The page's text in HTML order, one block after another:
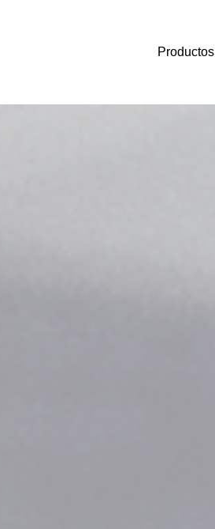
Productos